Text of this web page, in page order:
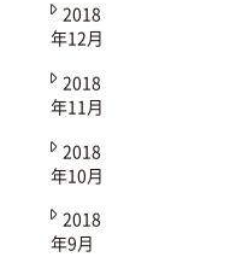
2018
年12月
2018
年11月
2018
年10月
2018
年9月